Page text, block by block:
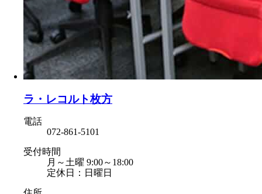
ラ・レコルト枚方
電話
072-861-5101
受付時間
月～土曜 9:00～18:00
定休日：日曜日